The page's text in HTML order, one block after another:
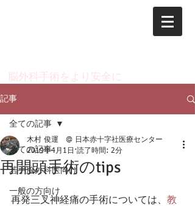
​脳外科手術をより安全に
記事
全ての記事
若手脳外科医向け
一般の方向け
全ての記事
再開頭手術のtips
木村 俊運 @ 日本赤十字社医療センター
2019年4月1日 読了時間: 2分
再発三叉神経痛の手術については、 教